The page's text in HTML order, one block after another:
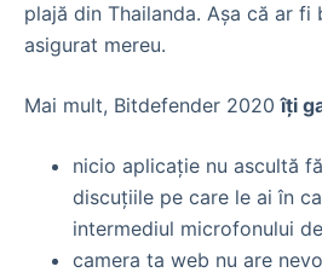
plajă din Thailanda. Așa că ar fi
asigurat mereu.
Mai mult, Bitdefender 2020îți
nicio aplicație nu ascultă
discuțiile pe care le ai în
intermediul microfonului
camera ta web nu are